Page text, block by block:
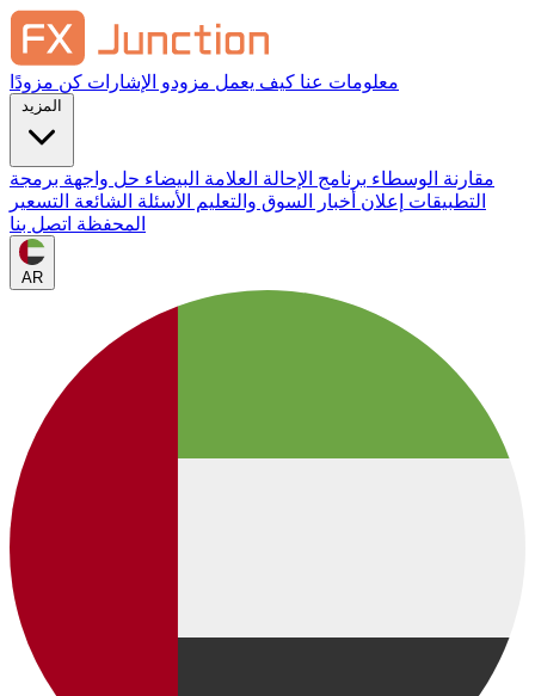
معلومات عنا كيف يعمل مزودو الإشارات كن مزودًا
مقارنة الوسطاء برنامج الإحالة العلامة البيضاء حل واجهة برمجة
التطبيقات
إعلان أخبار السوق والتعليم الأسئلة الشائعة التسعير
المحفظة اتصل بنا
AR